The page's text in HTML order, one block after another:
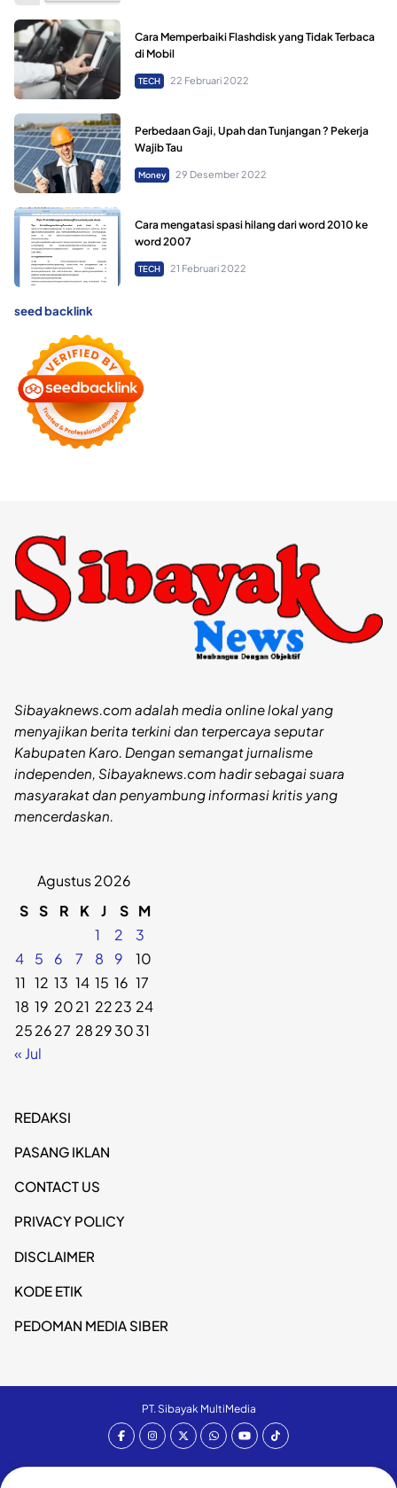
Cara Memperbaiki Flashdisk yang Tidak Terbaca
di Mobil
TECH 22 Februari 2022
Perbedaan Gaji, Upah dan Tunjangan ? Pekerja
Wajib Tau
Money 29 Desember 2022
Cara mengatasi spasi hilang dari word 2010 ke
word 2007
TECH 21 Februari 2022
seed backlink
Sibayaknews.com adalah media online lokal yang
menyajikan berita terkini dan terpercaya seputar
Kabupaten Karo. Dengan semangat jurnalisme
independen, Sibayaknews.com hadir sebagai suara
masyarakat dan penyambung informasi kritis yang
mencerdaskan.
Agustus 2026
S S R K J S M
1
2
3
4
5 6 7 8 9
10
11 12 13 14 15 16 17
18 19 2021 2223 24
252627 28293031
« Jul
REDAKSI
PASANG IKLAN
CONTACT US
PRIVACY POLICY
DISCLAIMER
KODE ETIK
PEDOMAN MEDIA SIBER
PT. Sibayak MultiMedia